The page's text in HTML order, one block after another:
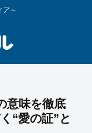
ア～
意味を徹底
“愛の証”と